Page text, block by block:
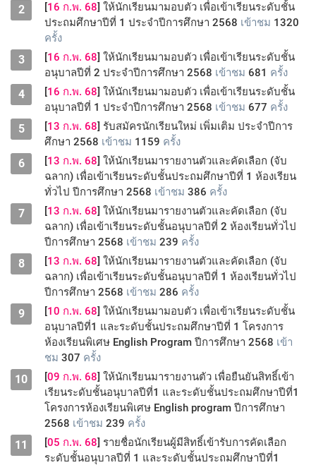
2 [16 ก.พ. 68] ให้นักเรียนมามอบตัว เพื่อเข้าเรียนระดับชั้น
ประถมศึกษาปีที่ 1 ประจำปีการศึกษา 2568 เข้าชม 1320
ครั้ง
3 [16 ก.พ. 68] ให้นักเรียนมามอบตัว เพื่อเข้าเรียนระดับชั้น
อนุบาลปีที่ 2 ประจำปีการศึกษา 2568 เข้าชม 681 ครั้ง
4 [16 ก.พ. 68] ให้นักเรียนมามอบตัว เพื่อเข้าเรียนระดับชั้น
อนุบาลปีที่ 1 ประจำปีการศึกษา 2568 เข้าชม 677 ครั้ง
5 [13 ก.พ. 68] รับสมัครนักเรียนใหม่ เพิ่มเติม ประจำปีการ
ศึกษา 2568 เข้าชม 1159 ครั้ง
6 [13 ก.พ. 68] ให้นักเรียนมารายงานตัวและคัดเลือก (จับ
ฉลาก) เพื่อเข้าเรียนระดับชั้นประถมศึกษาปีที่ 1 ห้องเรียน
ทั่วไป ปีการศึกษา 2568 เข้าชม 386 ครั้ง
7 [13 ก.พ. 68] ให้นักเรียนมารายงานตัวและคัดเลือก (จับ
ฉลาก) เพื่อเข้าเรียนระดับชั้นอนุบาลปีที่ 2 ห้องเรียนทั่วไป
ปีการศึกษา 2568 เข้าชม 239 ครั้ง
8 [13 ก.พ. 68] ให้นักเรียนมารายงานตัวและคัดเลือก (จับ
ฉลาก) เพื่อเข้าเรียนระดับชั้นอนุบาลปีที่ 1 ห้องเรียนทั่วไป
ปีการศึกษา 2568 เข้าชม 286 ครั้ง
9 [10 ก.พ. 68] ให้นักเรียนมามอบตัว เพื่อเข้าเรียนระดับชั้น
อนุบาลปีที่1 และระดับชั้นประถมศึกษาปีที่ 1 โครงการ
ห้องเรียนพิเศษ English Program ปีการศึกษา 2568 เข้า
ชม 307 ครั้ง
10 [09 ก.พ. 68] ให้นักเรียนมารายงานตัว เพื่อยืนยันสิทธิ์เข้า
เรียนระดับชั้นอนุบาลปีที่1 และระดับชั้นประถมศึกษาปีที่1
โครงการห้องเรียนพิเศษ English program ปีการศึกษา
2568 เข้าชม 239 ครั้ง
11 [05 ก.พ. 68] รายชื่อนักเรียนผู้มีสิทธิ์เข้ารับการคัดเลือก
ระดับชั้นอนุบาลปีที่ 1 และระดับชั้นประถมศึกษาปีที่1